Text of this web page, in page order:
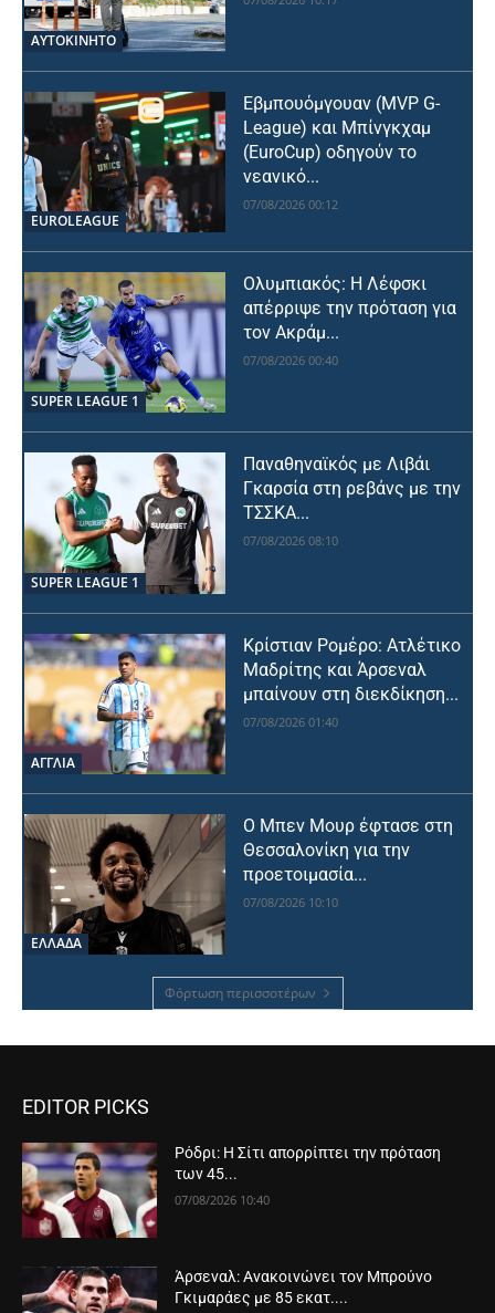
ΑΥΤΟΚΙΝΗΤΟ
EUROLEAGUE
Εβμπουόμγουαν (MVP G-
League) και Μπίνγκχαμ
(EuroCup) οδηγούν το
νεανικό...
07/08/2026 00:12
SUPER LEAGUE 1
Ολυμπιακός: Η Λέφσκι
απέρριψε την πρόταση για
τον Ακράμ...
07/08/2026 00:40
SUPER LEAGUE 1
Παναθηναϊκός με Λιβάι
Γκαρσία στη ρεβάνς με την
ΤΣΣΚΑ...
07/08/2026 08:10
ΑΓΓΛΙΑ
Κρίστιαν Ρομέρο: Ατλέτικο
Μαδρίτης και Άρσεναλ
μπαίνουν στη διεκδίκηση...
07/08/2026 01:40
ΕΛΛΑΔΑ
Ο Μπεν Μουρ έφτασε στη
Θεσσαλονίκη για την
προετοιμασία...
07/08/2026 10:10
Φόρτωση περισσοτέρων
EDITOR PICKS
Ρόδρι: Η Σίτι απορρίπτει την πρόταση
των 45...
07/08/2026 10:40
Άρσεναλ: Ανακοινώνει τον Μπρούνο
Γκιμαράες με 85 εκατ....